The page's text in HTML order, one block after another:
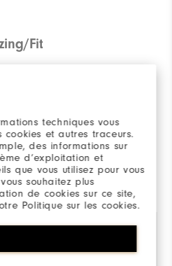
techniques vous
et autres traceurs.
des informations sur
d’exploitation et
que vous utilisez pour vous
souhaitez plus
de cookies sur ce site,
Politique sur les cookies.
Fit
par 9 clients
All
il y a 4 mois